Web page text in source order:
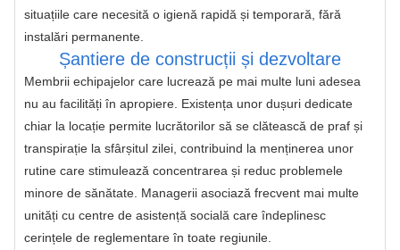
situațiile care necesită o igienă rapidă și temporară, fără
instalări permanente.
Șantiere de construcții și dezvoltare
Membrii echipajelor care lucrează pe mai multe luni adesea
nu au facilități în apropiere. Existența unor dușuri dedicate
chiar la locație permite lucrătorilor să se clătească de praf și
transpirație la sfârșitul zilei, contribuind la menținerea unor
rutine care stimulează concentrarea și reduc problemele
minore de sănătate. Managerii asociază frecvent mai multe
unități cu centre de asistență socială care îndeplinesc
cerințele de reglementare în toate regiunile.